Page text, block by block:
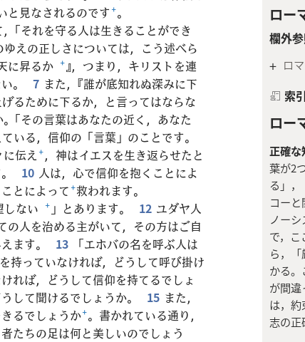
ロー
欄外
+ ロ
索引
ロー
正確な
葉が2
る」
コー
ノー
で，
ら，
かる
が間
は，
志の正
と見なされるのです+。
「それを守る人は生きることができ
ゆえの正しさについては，こう述べら
に昇るか +』，つまり，キリストを連
。
7 また，『誰が底知れぬ深みに下
るために下るか，と言ってはならな
「その言葉はあなたの近く，あなた
いる，信仰の「言葉」のことです。
伝え+，神はイエスを生き返らせたと
10 人は，心で信仰を抱くことによ
とによって+救われます。
しない + 」とあります。 12 ユダヤ人
の人を治める主がいて，その方はご自
ます。
13
「エホバの名を呼ぶ人は
持っていなければ，どうして呼び掛け
れば，どうして信仰を持てるでしょ
して聞けるでしょうか。
15 また，
るでしょうか+。書かれている通り，
たちの足は何と美しいのでしょう